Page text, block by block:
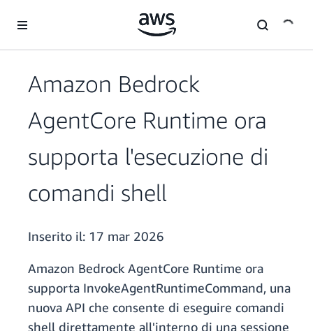
Amazon Bedrock
AgentCore Runtime ora
supporta l'esecuzione di
comandi shell
Inserito il: 17 mar 2026
Amazon Bedrock AgentCore Runtime ora
supporta InvokeAgentRuntimeCommand, una
nuova API che consente di eseguire comandi
shell direttamente all'interno di una sessione